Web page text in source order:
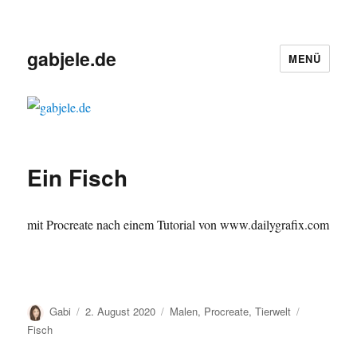
gabjele.de MENÜ
Ein Fisch
mit Procreate nach einem Tutorial von www.dailygrafix.com
Autor
Gabi
Veröffentlicht
2. August 2020 Kategorien
Malen, Procreate,Tierwelt
Fisch